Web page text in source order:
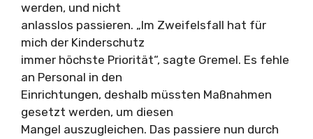
werden, und nicht
anlasslos passieren. „Im Zweifelsfall hat für
mich der Kinderschutz
immer höchste Priorität“, sagte Gremel. Es fehle
an Personal in den
Einrichtungen, deshalb müssten Maßnahmen
gesetzt werden, um diesen
Mangel auszugleichen. Das passiere nun durch